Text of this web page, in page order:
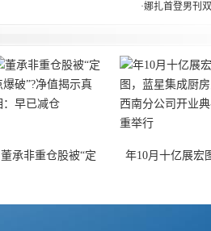
·娜扎首登男刊
董承非重仓股被“定 年10月十亿展宏